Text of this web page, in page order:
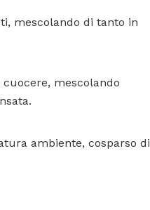
mescolando di tanto in
mescolando
ambiente, cosparso di